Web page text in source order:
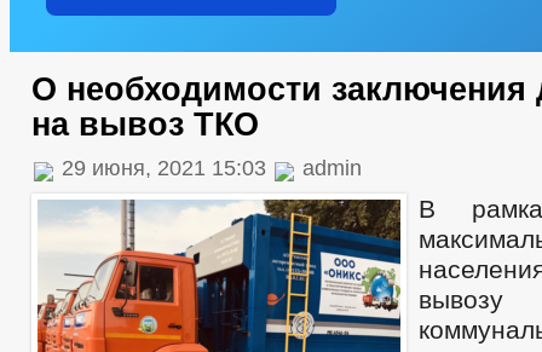
О необходимости заключения
на вывоз ТКО
29 июня, 2021 15:03 admin
В